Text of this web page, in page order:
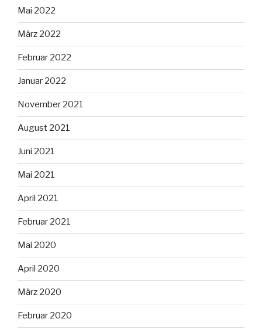
Mai 2022
März 2022
Februar 2022
Januar 2022
November 2021
August 2021
Juni 2021
Mai 2021
April 2021
Februar 2021
Mai 2020
April 2020
März 2020
Februar 2020